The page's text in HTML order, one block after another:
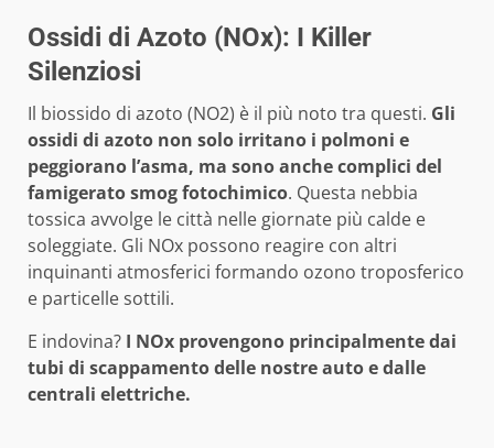
Ossidi di Azoto (NOx): I Killer
Silenziosi
Il biossido di azoto (NO2) è il più noto tra questi. Gli
ossidi di azoto non solo irritano i polmoni e
peggiorano l’asma, ma sono anche complici del
famigerato smog fotochimico. Questa nebbia
tossica avvolge le città nelle giornate più calde e
soleggiate. Gli NOx possono reagire con altri
inquinanti atmosferici formando ozono troposferico
e particelle sottili.
E indovina? I NOx provengono principalmente dai
tubi di scappamento delle nostre auto e dalle
centrali elettriche.